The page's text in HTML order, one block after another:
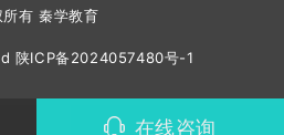
所有 秦学教育
陕ICP备2024057480号-1
在线咨询